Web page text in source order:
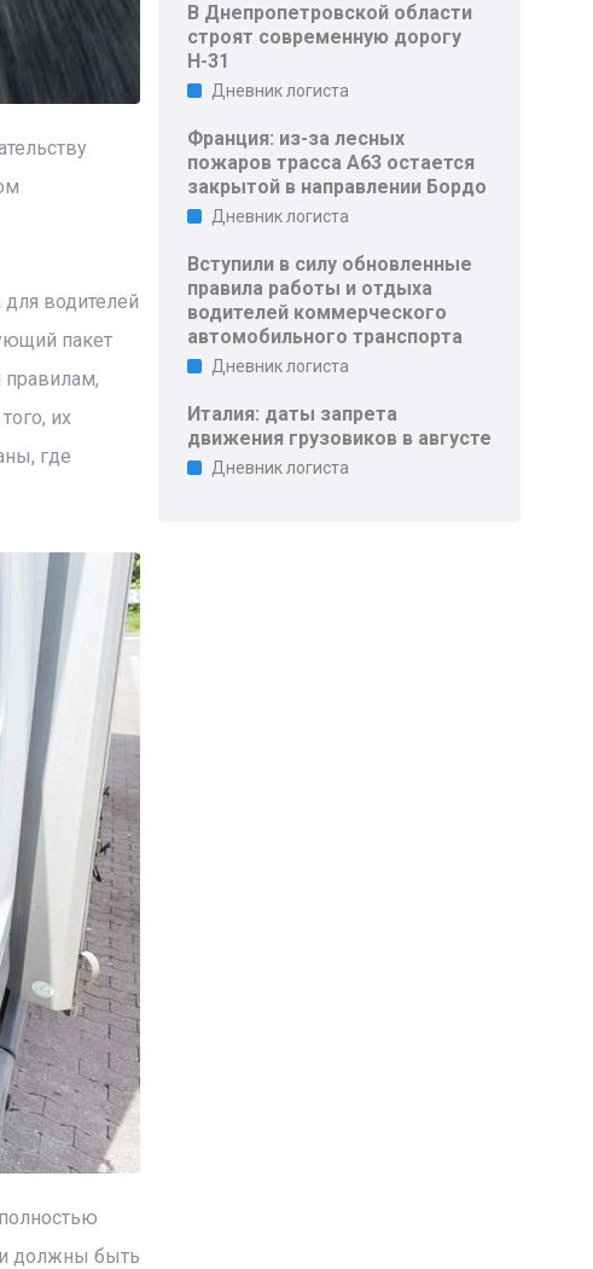
водителей
пакет
правилам,
их
где
должны быть
В Днепропетровской области
строят современную дорогу
Н-31
Дневник логиста
Франция: из-за лесных
пожаров трасса A63 остается
закрытой в направлении Бордо
Дневник логиста
Вступили в силу обновленные
правила работы и отдыха
водителей коммерческого
автомобильного транспорта
Дневник логиста
Италия: даты запрета
движения грузовиков в августе
Дневник логиста